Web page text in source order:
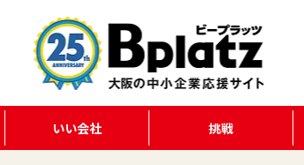
いい会社 挑戦